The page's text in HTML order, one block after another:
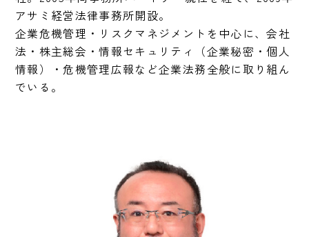
アサミ経営法律事務所開設。
企業危機管理・リスクマネジメントを中心に、会社
法・株主総会・情報セキュリティ（企業秘密・個人
情報）・危機管理広報など企業法務全般に取り組ん
でいる。